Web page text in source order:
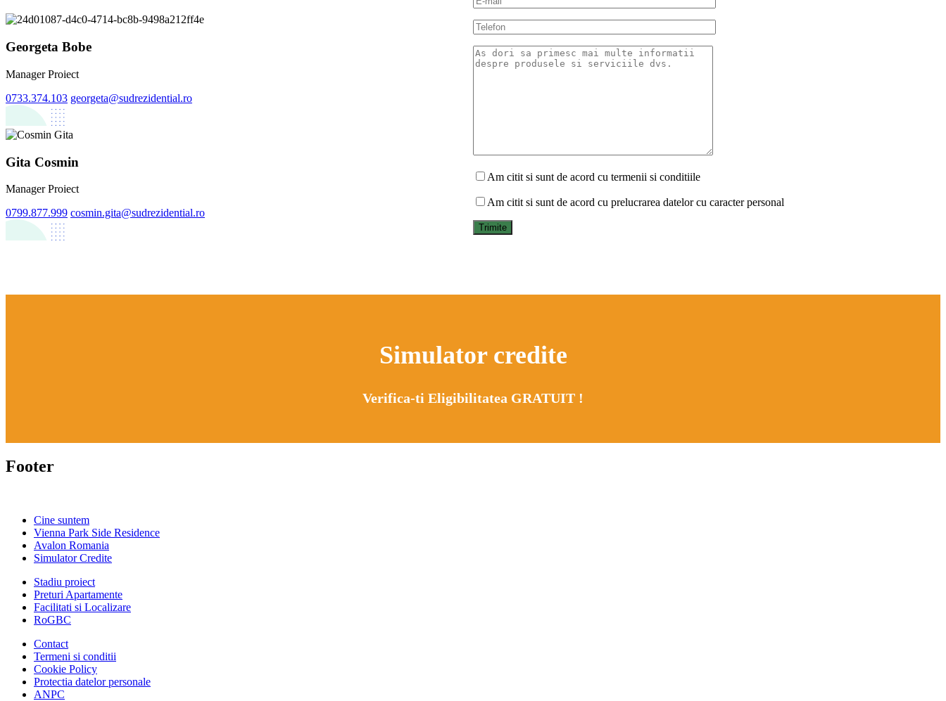
Georgeta Bobe
Manager Proiect
0733.374.103 georgeta@sudrezidential.ro
Gita Cosmin
Manager Proiect
0799.877.999 cosmin.gita@sudrezidential.ro
Am citit si sunt de acord cu termenii si conditiile
Am citit si sunt de acord cu prelucrarea datelor cu caracter personal
Simulator credite
Verifica-ti Eligibilitatea GRATUIT !
Footer
Cine suntem
Vienna Park Side Residence
Avalon Romania
Simulator Credite
Stadiu proiect
Preturi Apartamente
Facilitati si Localizare
RoGBC
Contact
Termeni si conditii
Cookie Policy
Protectia datelor personale
ANPC